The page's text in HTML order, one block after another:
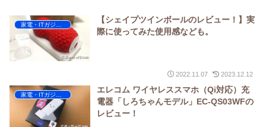
【シェイプツインボールのレビュー！】実
際に使ってみた使用感なども。
2022.11.07 2023.12.12
エレコム ワイヤレススマホ（Qi対応）充
電器「しろちゃんモデル」EC-QS03WFの
レビュー！